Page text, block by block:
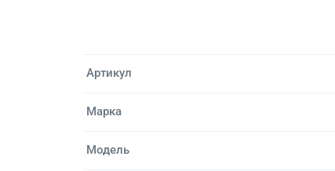
Артикул
Марка
Модель